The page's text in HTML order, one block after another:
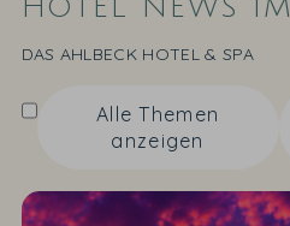
HOTEL NEWS
DAS AHLBECK HOTEL & SPA
Alle Themen
anzeigen